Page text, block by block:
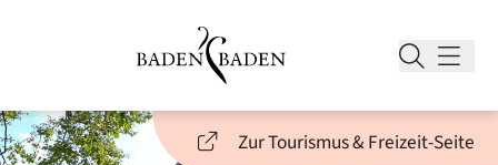
Zur Tourismus & Freizeit-Seite